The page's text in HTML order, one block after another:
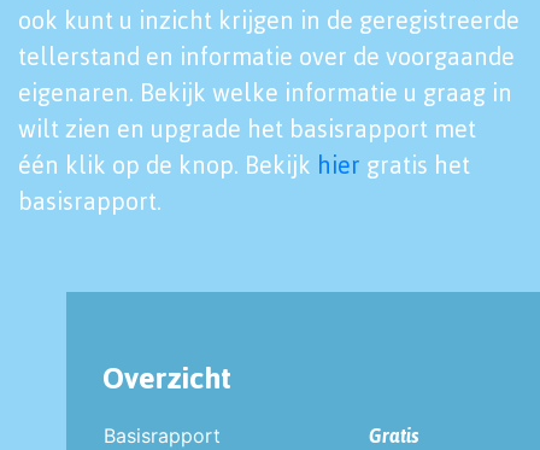
ook kunt u inzicht krijgen in de geregistreerde
tellerstand en informatie over de voorgaande
eigenaren. Bekijk welke informatie u graag in
wilt zien en upgrade het basisrapport met
één klik op de knop. Bekijk hier gratis het
basisrapport.
Overzicht
Basisrapport
Gratis